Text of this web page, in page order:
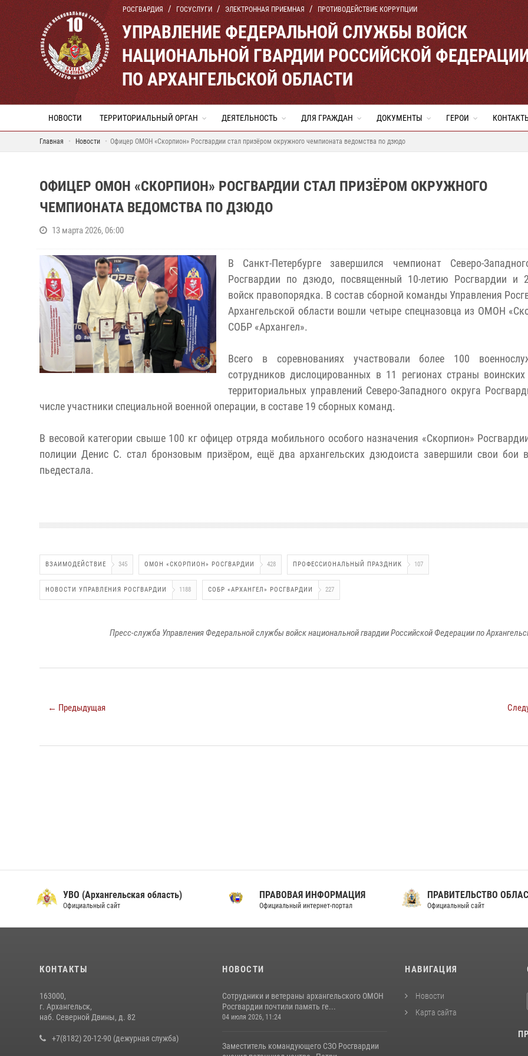
РОСГВАРДИЯ ГОСУСЛУГИ ЭЛЕКТРОННАЯ ПРИЕМНАЯ ПРОТИВОДЕЙСТВИЕ КОРРУПЦИИ
УПРАВЛЕНИЕ ФЕДЕРАЛЬНОЙ СЛУЖБЫ ВОЙСК
НАЦИОНАЛЬНОЙ ГВАРДИИ РОССИЙСКОЙ
ПО АРХАНГЕЛЬСКОЙ ОБЛАСТИ
НОВОСТИ ТЕРРИТОРИАЛЬНЫЙ ОРГАН ДЕЯТЕЛЬНОСТЬ ДЛЯ ГРАЖДАН ДОКУМЕНТЫ ГЕРОИ
Главная Новости Офицер ОМОН «Скорпион» Росгвардии стал призёром окружного чемпионата ведомства по дзюдо
ОФИЦЕР ОМОН «СКОРПИОН» РОСГВАРДИИ СТАЛ ПРИЗЁРОМ ОКРУЖНОГО
ЧЕМПИОНАТА ВЕДОМСТВА ПО ДЗЮДО
13 марта 2026, 06:00
В Санкт-Петербурге завершился чемпионат Северо-
Росгвардии по дзюдо, посвященный 10-летию Росгвардии и
войск правопорядка. В состав сборной команды Управления
Архангельской области вошли четыре спецназовца из ОМОН
СОБР «Архангел».
Всего в соревнованиях участвовали более 100
сотрудников дислоцированных в 11 регионах страны
территориальных управлений Северо-Западного округа
числе участники специальной военной операции, в составе 19 сборных команд.
В весовой категории свыше 100 кг офицер отряда мобильного особого назначения «Скорпион»
полиции Денис С. стал бронзовым призёром, ещё два архангельских дзюдоиста завершили свои бои
пьедестала.
ВЗАИМОДЕЙСТВИЕ 345 ОМОН «СКОРПИОН» РОСГВАРДИИ 428 ПРОФЕССИОНАЛЬНЫЙ ПРАЗДНИК 107
НОВОСТИ УПРАВЛЕНИЯ РОСГВАРДИИ 1188 СОБР «АРХАНГЕЛ» РОСГВАРДИИ 227
Пресс-служба Управления Федеральной службы войск национальной гвардии Российской Федерации по
← Предыдущая
УВО (Архангельская область)
Официальный сайт
ПРАВОВАЯ ИНФОРМАЦИЯ
Официальный интернет-портал
ПРАВИТЕЛЬСТВО
Официальный сайт
КОНТАКТЫ
163000,
г. Архангельск,
наб. Северной Двины, д. 82
+7(8182) 20-12-90 (дежурная служба)
НОВОСТИ
Сотрудники и ветераны архангельского ОМОН
Росгвардии почтили память ге...
04 июля 2026, 11:24
Заместитель командующего СЗО Росгвардии
НАВИГАЦИЯ
Новости
Карта сайта